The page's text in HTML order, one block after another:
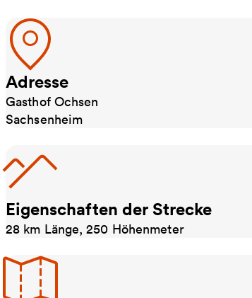
Adresse
Gasthof Ochsen
Sachsenheim
Eigenschaften der Strecke
28 km Länge, 250 Höhenmeter